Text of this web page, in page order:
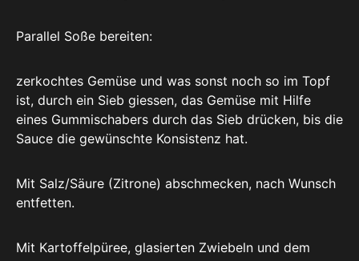
Parallel Soße bereiten:
zerkochtes Gemüse und was sonst noch so im Topf
ist, durch ein Sieb giessen, das Gemüse mit Hilfe
eines Gummischabers durch das Sieb drücken, bis die
Sauce die gewünschte Konsistenz hat.
Mit Salz/Säure (Zitrone) abschmecken, nach Wunsch
entfetten.
Mit Kartoffelpüree, glasierten Zwiebeln und dem